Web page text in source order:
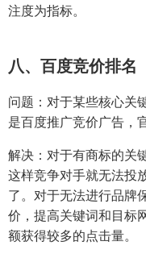
注度为指标。
八、百度竞价排名
问题：对于某些核心关
是百度推广竞价广告，
解决：对于有商标的关
这样竞争对手就无法投
了。对于无法进行品牌
价，提高关键词和目标
额获得较多的点击量。